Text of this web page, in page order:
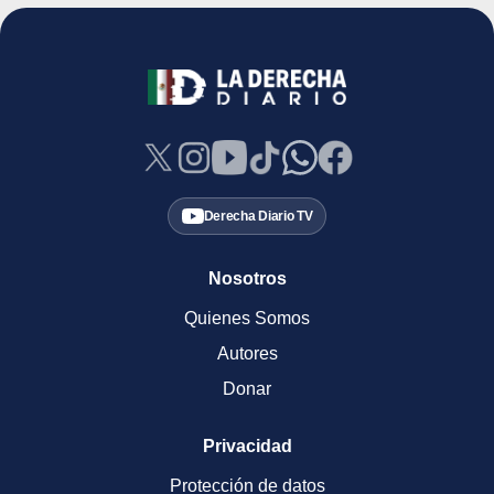
Derecha Diario TV
Nosotros
Quienes Somos
Autores
Donar
Privacidad
Protección de datos